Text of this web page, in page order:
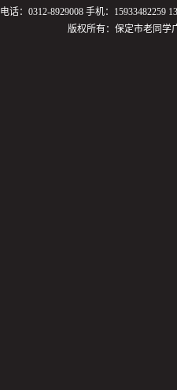
电话：0312-8929008 手机：15933482259
版权所有：保定市老同学